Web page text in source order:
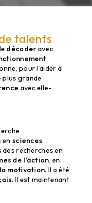
talents
décoder avec
pour l’aider à
plus grande
avec elle-
en sciences
recherches en
de l’action, en
motivation. Il a été
. Il est maintenant